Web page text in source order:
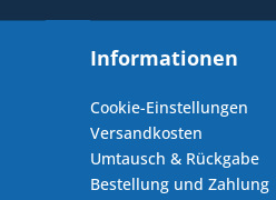
Informationen
Cookie-Einstellungen
Versandkosten
Umtausch & Rückgabe
Bestellung und Zahlung